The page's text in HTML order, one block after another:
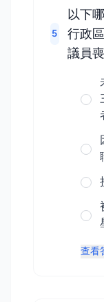
5
以下
行政
議員
查看